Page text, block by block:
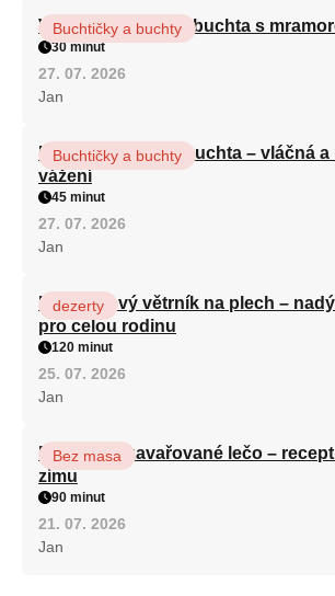
Vláčná olejová litá buchta s
Buchtičky a buchty
30 minut
27. 07. 2026
Jan
Hrnková maková buchta – vláčná a
vážení
Buchtičky a buchty
45 minut
27. 07. 2026
Jan
Karamelový větrník na plech –
pro celou rodinu
dezerty
120 minut
25. 07. 2026
Jan
Babiččino zavařované lečo –
zimu
Bez masa
90 minut
21. 07. 2026
Jan